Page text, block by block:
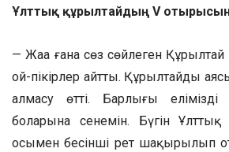
Ұлттық құрылтайдың V
— Жаңа ғана сөз сөйлеген
ой-пікірлер айтты. Құрылтайдың
алмасу өтті. Барлығы
боларына сенемін. Бүгін
осымен бесінші рет шақырылып